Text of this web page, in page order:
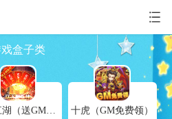
盒子类
梦幻江湖（送GM特权）
十虎（GM免费领）